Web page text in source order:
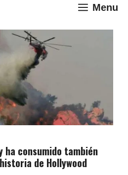
Menu
ha consumido también
de Hollywood